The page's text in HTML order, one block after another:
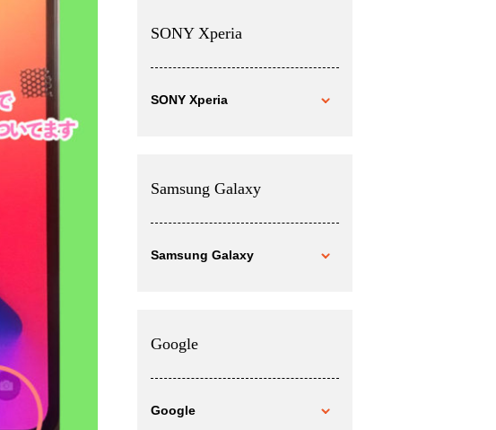
SONY Xperia
SONY Xperia
Samsung Galaxy
Samsung Galaxy
Google
Google